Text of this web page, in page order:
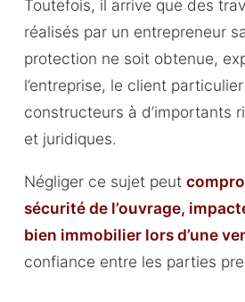
Toutefois, il arrive que des
réalisés par un entrepreneur
protection ne soit obtenue,
l’entreprise, le client
constructeurs à d’importants
et juridiques.
Négliger ce sujet peut
sécurité de l’ouvrage,
bien immobilier lors d’une
confiance entre les parties